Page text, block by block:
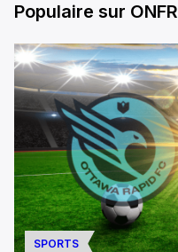
Populaire sur ONFR
SPORTS